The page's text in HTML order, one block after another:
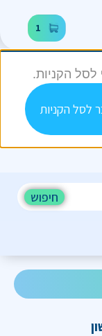
1
לסל הקניות.
לסל הקניות
חיפוש